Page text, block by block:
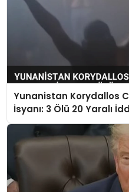
Yunanistan Korydallos
İsyanı: 3 Ölü 20 Yaralı